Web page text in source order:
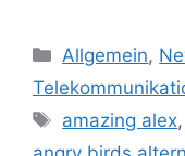
Kategorien
Allgemein,
Schlagwörter
amazing alex